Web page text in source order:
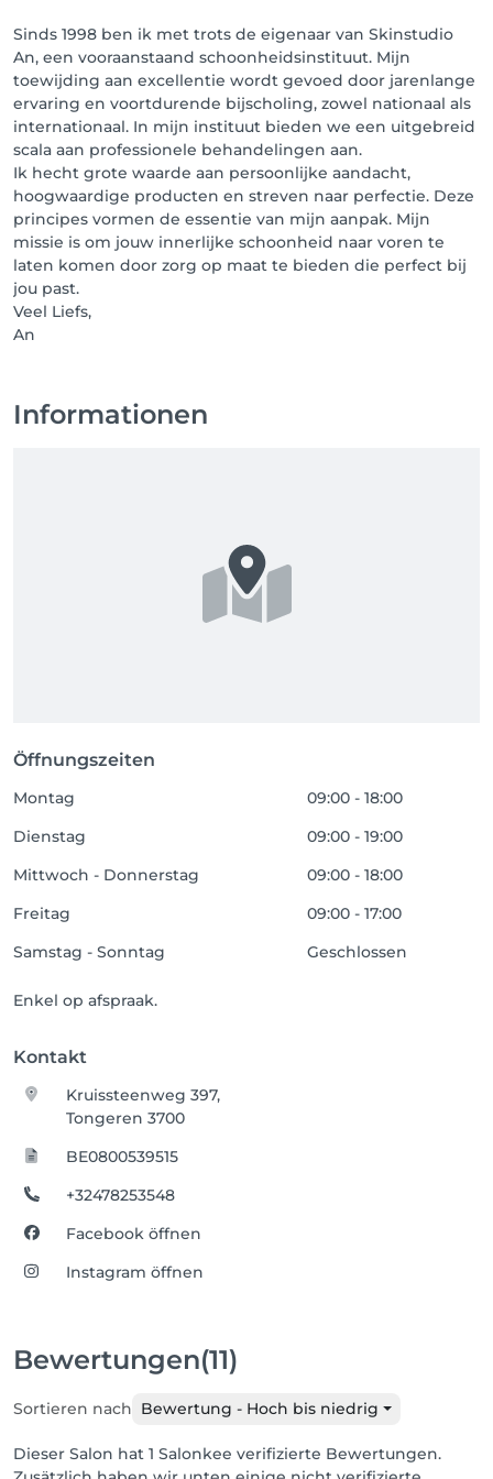
Sinds 1998 ben ik met trots de eigenaar van Skinstudio
An, een vooraanstaand schoonheidsinstituut. Mijn
toewijding aan excellentie wordt gevoed door jarenlange
ervaring en voortdurende bijscholing, zowel nationaal als
internationaal. In mijn instituut bieden we een uitgebreid
scala aan professionele behandelingen aan.
Ik hecht grote waarde aan persoonlijke aandacht,
hoogwaardige producten en streven naar perfectie. Deze
principes vormen de essentie van mijn aanpak. Mijn
missie is om jouw innerlijke schoonheid naar voren te
laten komen door zorg op maat te bieden die perfect bij
jou past.
Veel Liefs,
An
Informationen
Öffnungszeiten
Montag
09:00 - 18:00
Dienstag
09:00 - 19:00
Mittwoch - Donnerstag
09:00 - 18:00
Freitag
09:00 - 17:00
Samstag - Sonntag
Geschlossen
Enkel op afspraak.
Kontakt
Kruissteenweg 397,
Tongeren 3700
BE0800539515
+32478253548
Facebook öffnen
Instagram öffnen
Bewertungen(11)
Sortieren nach Bewertung - Hoch bis niedrig
Dieser Salon hat 1 Salonkee verifizierte Bewertungen.